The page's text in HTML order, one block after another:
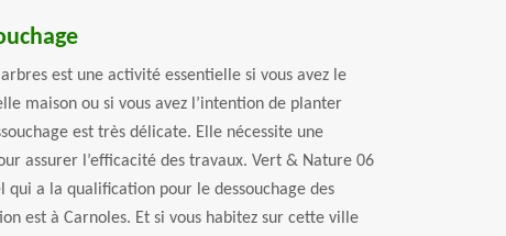
est une activité essentielle si vous avez le
maison ou si vous avez l’intention de planter
est très délicate. Elle nécessite une
assurer l’efficacité des travaux. Vert & Nature 06
qui a la qualification pour le dessouchage des
est à Carnoles. Et si vous habitez sur cette ville